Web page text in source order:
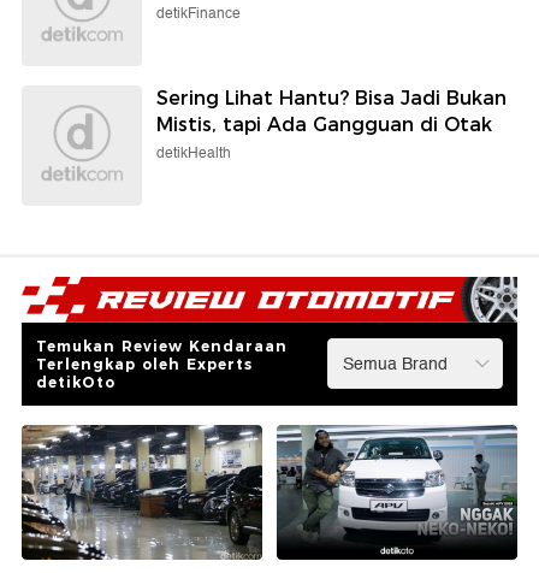
detikFinance
Sering Lihat Hantu? Bisa Jadi Bukan
Mistis, tapi Ada Gangguan di Otak
detikHealth
Temukan Review Kendaraan
Terlengkap oleh Experts
detikOto